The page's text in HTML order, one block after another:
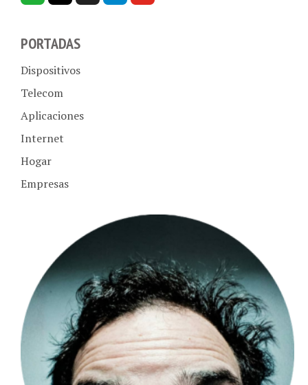
PORTADAS
Dispositivos
Telecom
Aplicaciones
Internet
Hogar
Empresas